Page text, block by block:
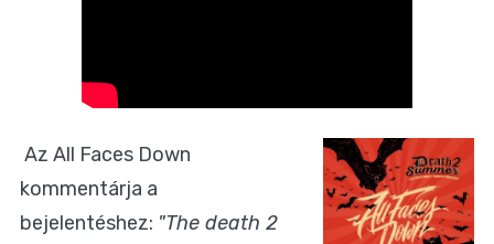
Az All Faces Down
kommentárja a
bejelentéshez: "The death 2